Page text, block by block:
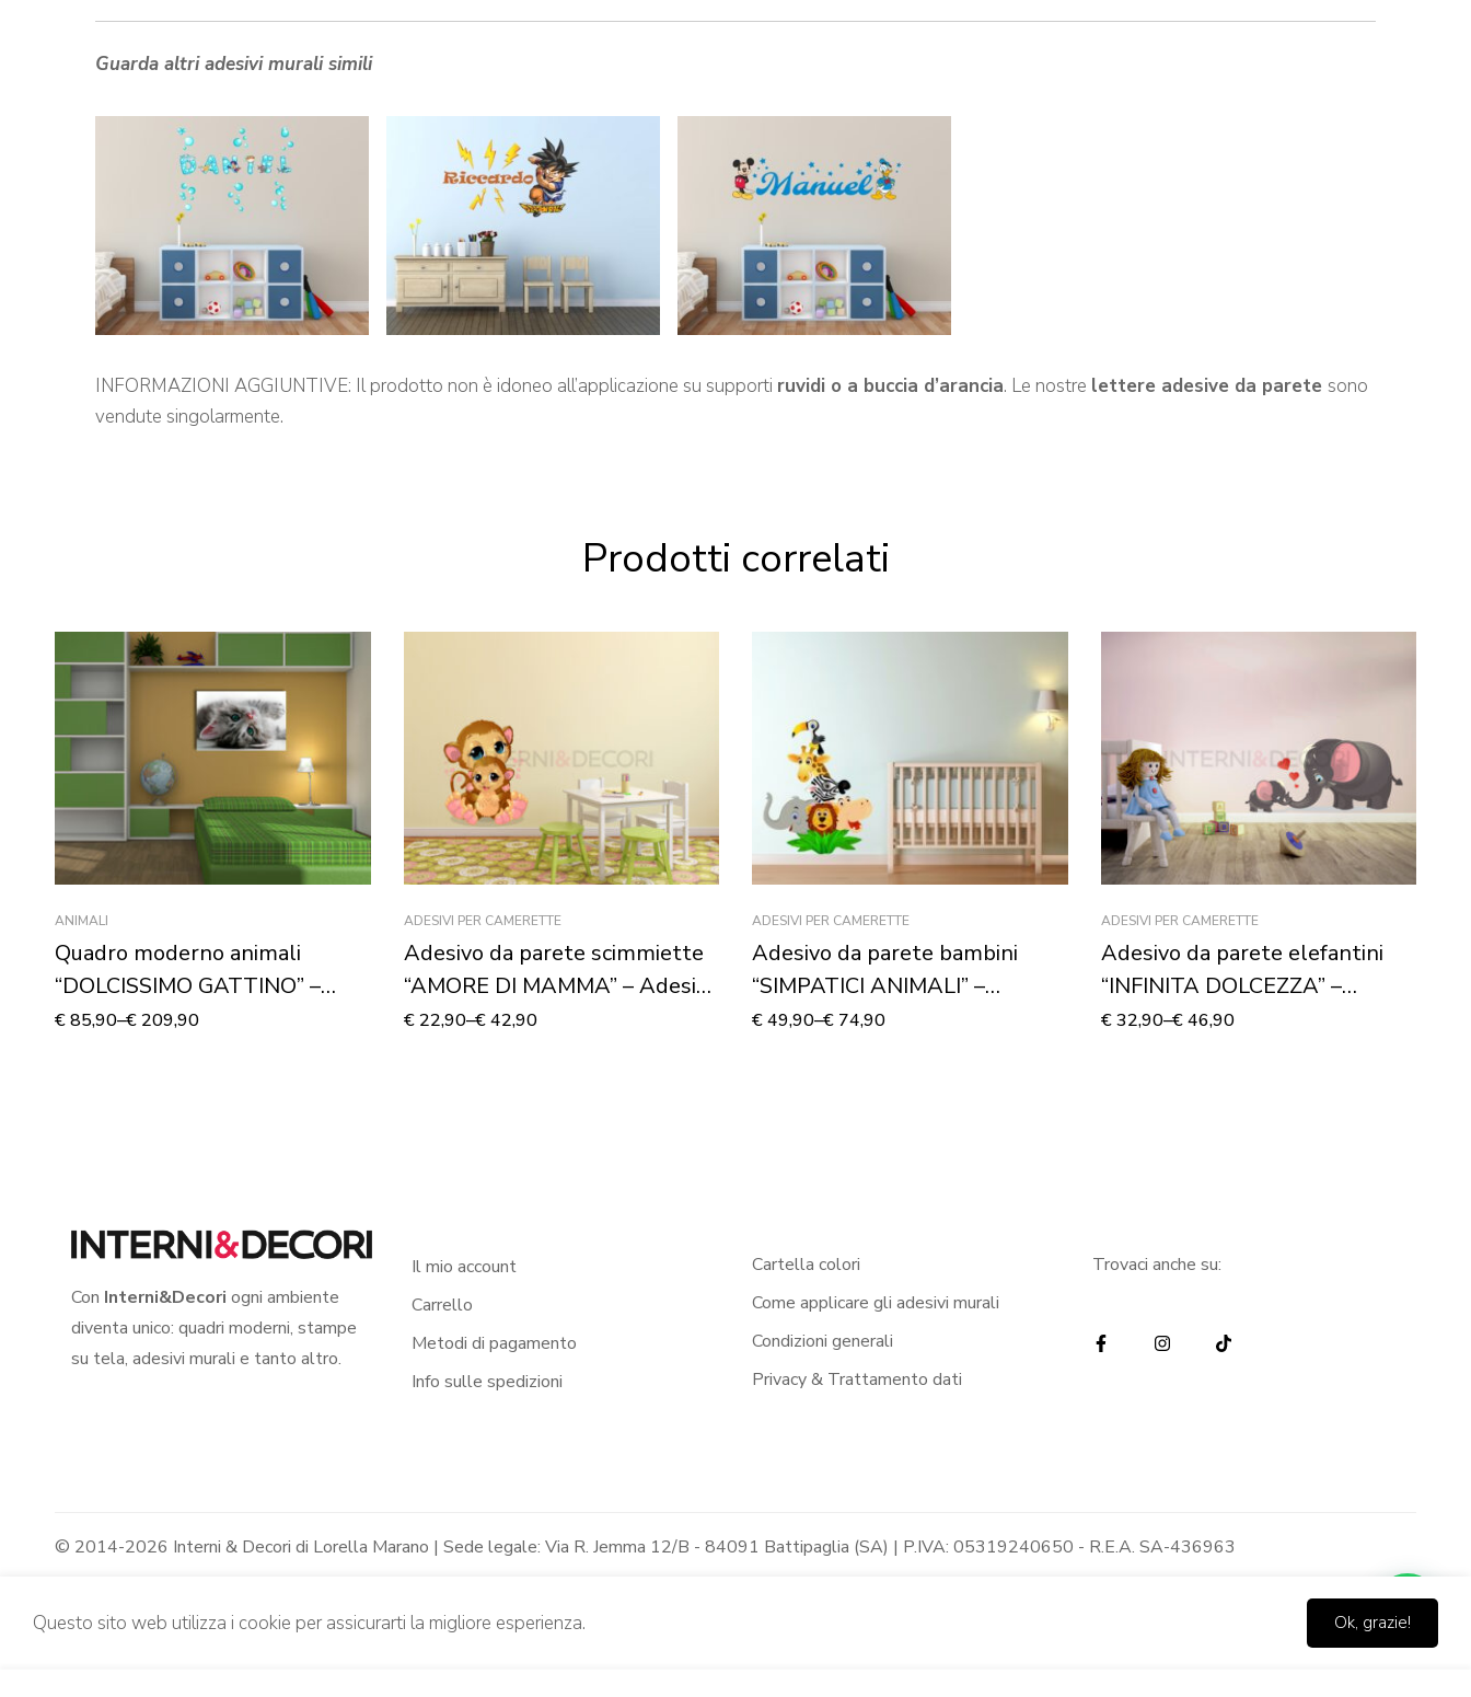
Guarda altri adesivi murali simili
INFORMAZIONI AGGIUNTIVE: Il prodotto non è idoneo all’applicazione su supporti ruvidi o a buccia d’arancia. Le nostre lettere adesive da parete sono
vendute singolarmente.
Prodotti correlati
ANIMALI
Quadro moderno animali
“DOLCISSIMO GATTINO” –
Stampa su tela
€85,90–€ 209,90
ADESIVI PER CAMERETTE
Adesivo da parete scimmiette
“AMORE DI MAMMA” – Adesivo
murale
€22,90–€42,90
ADESIVI PER CAMERETTE
Adesivo da parete bambini
“SIMPATICI ANIMALI” –
Adesivo murale
€49,90–€ 74,90
ADESIVI PER CAMERETTE
Adesivo da parete elefantini
“INFINITA DOLCEZZA” –
Adesivo murale
€32,90–€46,90
Con Interni&Decori ogni ambiente
diventa unico: quadri moderni, stampe
su tela, adesivi murali e tanto altro.
Il mio account
Carrello
Metodi di pagamento
Info sulle spedizioni
Cartella colori
Come applicare gli adesivi murali
Condizioni generali
Privacy & Trattamento dati
Trovaci anche su:
© 2014-2026 Interni & Decori di Lorella Marano | Sede legale: Via R. Jemma 12/B - 84091 Battipaglia (SA) | P.IVA: 05319240650 - R.E.A. SA-436963
Questo sito web utilizza i cookie per assicurarti la migliore esperienza. Ok, grazie!